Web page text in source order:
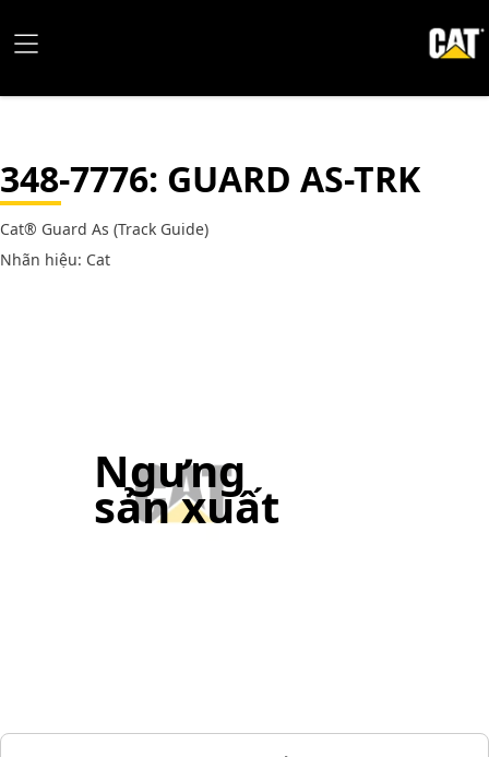
348-7776: GUARD AS-TRK
Cat® Guard As (Track Guide)
Nhãn hiệu: Cat
Ngưng
sản xuất